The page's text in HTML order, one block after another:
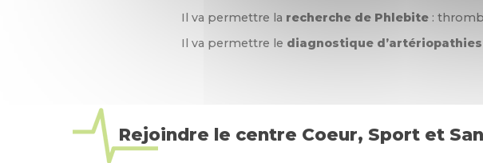
Il va permettre la recherche de Phlebite :
Il va permettre le diagnostique d’artériopathies
Rejoindre le centre Coeur, Sport et